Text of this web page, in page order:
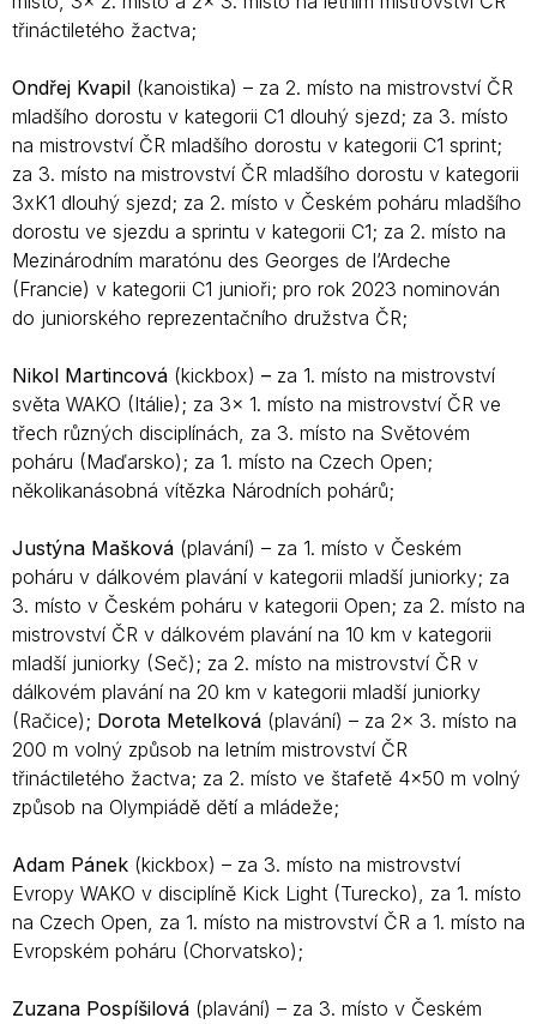
třináctiletého žactva;
Ondřej Kvapil (kanoistika) – za 2. místo na mistrovství ČR
mladšího dorostu v kategorii C1 dlouhý sjezd; za 3. místo
na mistrovství ČR mladšího dorostu v kategorii C1 sprint;
za 3. místo na mistrovství ČR mladšího dorostu v kategorii
3xK1 dlouhý sjezd; za 2. místo v Českém poháru mladšího
dorostu ve sjezdu a sprintu v kategorii C1; za 2. místo na
Mezinárodním maratónu des Georges de l’Ardeche
(Francie) v kategorii C1 junioři; pro rok 2023 nominován
do juniorského reprezentačního družstva ČR;
Nikol Martincová (kickbox) – za 1. místo na mistrovství
světa WAKO (Itálie); za 3x 1. místo na mistrovství ČR ve
třech různých disciplínách, za 3. místo na Světovém
poháru (Maďarsko); za 1. místo na Czech Open;
několikanásobná vítězka Národních pohárů;
Justýna Mašková (plavání) – za 1. místo v Českém
poháru v dálkovém plavání v kategorii mladší juniorky; za
3. místo v Českém poháru v kategorii Open; za 2. místo na
mistrovství ČR v dálkovém plavání na 10 km v kategorii
mladší juniorky (Seč); za 2. místo na mistrovství ČR v
dálkovém plavání na 20 km v kategorii mladší juniorky
(Račice); Dorota Metelková (plavání) – za 2x 3. místo na
200 m volný způsob na letním mistrovství ČR
třináctiletého žactva; za 2. místo ve štafetě 4×50 m volný
způsob na Olympiádě dětí a mládeže;
Adam Pánek (kickbox) – za 3. místo na mistrovství
Evropy WAKO v disciplíně Kick Light (Turecko), za 1. místo
na Czech Open, za 1. místo na mistrovství ČR a 1. místo na
Evropském poháru (Chorvatsko);
Zuzana Pospíšilová (plavání) – za 3. místo v Českém